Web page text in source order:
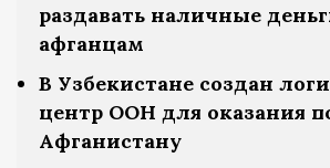
раздавать наличные
афганцам
В Узбекистане создан
центр ООН для оказания
Афганистану